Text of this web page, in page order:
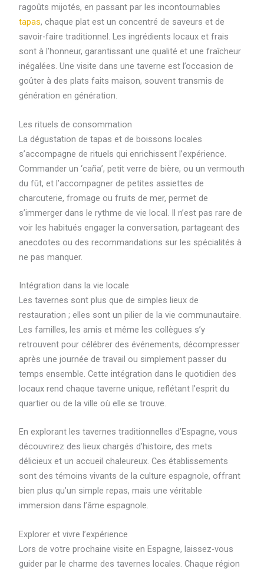
ragoûts mijotés, en passant par les incontournables
tapas, chaque plat est un concentré de saveurs et de
savoir-faire traditionnel. Les ingrédients locaux et frais
sont à l’honneur, garantissant une qualité et une fraîcheur
inégalées. Une visite dans une taverne est l’occasion de
goûter à des plats faits maison, souvent transmis de
génération en génération.
Les rituels de consommation
La dégustation de tapas et de boissons locales
s’accompagne de rituels qui enrichissent l’expérience.
Commander un ‘caña’, petit verre de bière, ou un vermouth
du fût, et l’accompagner de petites assiettes de
charcuterie, fromage ou fruits de mer, permet de
s’immerger dans le rythme de vie local. Il n’est pas rare de
voir les habitués engager la conversation, partageant des
anecdotes ou des recommandations sur les spécialités à
ne pas manquer.
Intégration dans la vie locale
Les tavernes sont plus que de simples lieux de
restauration ; elles sont un pilier de la vie communautaire.
Les familles, les amis et même les collègues s’y
retrouvent pour célébrer des événements, décompresser
après une journée de travail ou simplement passer du
temps ensemble. Cette intégration dans le quotidien des
locaux rend chaque taverne unique, reflétant l’esprit du
quartier ou de la ville où elle se trouve.
En explorant les tavernes traditionnelles d’Espagne, vous
découvrirez des lieux chargés d’histoire, des mets
délicieux et un accueil chaleureux. Ces établissements
sont des témoins vivants de la culture espagnole, offrant
bien plus qu’un simple repas, mais une véritable
immersion dans l’âme espagnole.
Explorer et vivre l’expérience
Lors de votre prochaine visite en Espagne, laissez-vous
guider par le charme des tavernes locales. Chaque région